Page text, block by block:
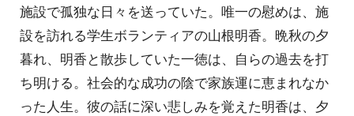
施設で孤独な日々を送っていた。唯一の慰めは、施
設を訪れる学生ボランティアの山根明香。晩秋の夕
暮れ、明香と散歩していた一徳は、自らの過去を打
ち明ける。社会的な成功の陰で家族運に恵まれなか
った人生。彼の話に深い悲しみを覚えた明香は、夕